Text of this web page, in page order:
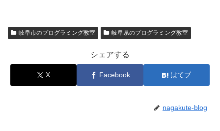
岐阜市のプログラミング教室 岐阜県のプログラミング教室
シェアする
X Facebook はてブ
nagakute-blog